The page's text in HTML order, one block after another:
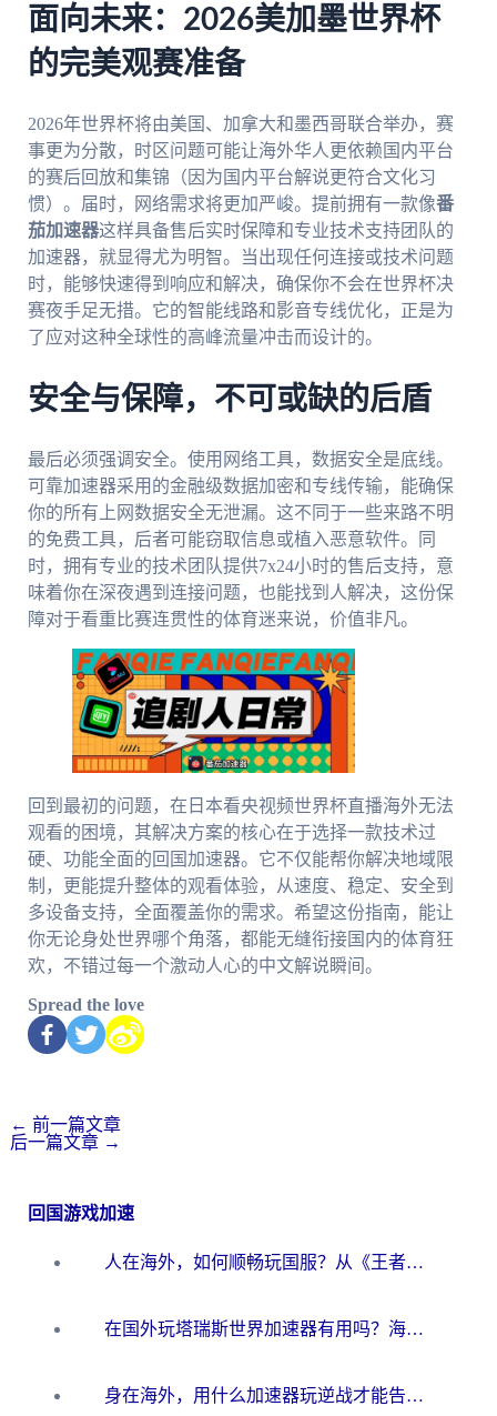
面向未来：2026美加墨世界杯
的完美观赛准备
2026年世界杯将由美国、加拿大和墨西哥联合举办，赛
事更为分散，时区问题可能让海外华人更依赖国内平台
的赛后回放和集锦（因为国内平台解说更符合文化习
惯）。届时，网络需求将更加严峻。提前拥有一款像番
茄加速器这样具备售后实时保障和专业技术支持团队的
加速器，就显得尤为明智。当出现任何连接或技术问题
时，能够快速得到响应和解决，确保你不会在世界杯决
赛夜手足无措。它的智能线路和影音专线优化，正是为
了应对这种全球性的高峰流量冲击而设计的。
安全与保障，不可或缺的后盾
最后必须强调安全。使用网络工具，数据安全是底线。
可靠加速器采用的金融级数据加密和专线传输，能确保
你的所有上网数据安全无泄漏。这不同于一些来路不明
的免费工具，后者可能窃取信息或植入恶意软件。同
时，拥有专业的技术团队提供7x24小时的售后支持，意
味着你在深夜遇到连接问题，也能找到人解决，这份保
障对于看重比赛连贯性的体育迷来说，价值非凡。
回到最初的问题，在日本看央视频世界杯直播海外无法
观看的困境，其解决方案的核心在于选择一款技术过
硬、功能全面的回国加速器。它不仅能帮你解决地域限
制，更能提升整体的观看体验，从速度、稳定、安全到
多设备支持，全面覆盖你的需求。希望这份指南，能让
你无论身处世界哪个角落，都能无缝衔接国内的体育狂
欢，不错过每一个激动人心的中文解说瞬间。
Spread the love
← 前一篇文章
后一篇文章 →
回国游戏加速
人在海外，如何顺畅玩国服？从《王者荣耀》到《云图计划》的加速器终极指南
在国外玩塔瑞斯世界加速器有用吗？海外玩家亲测后的真实答案
身在海外，用什么加速器玩逆战才能告别延迟？